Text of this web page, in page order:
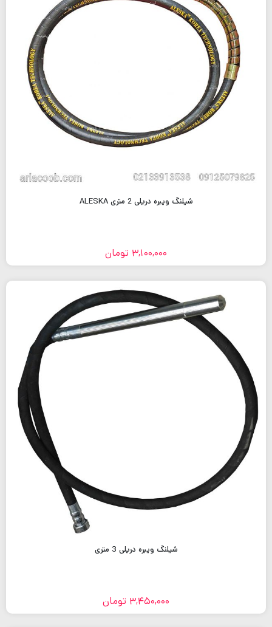
شیلنگ ویبره دریلی 2 متری ALESKA
3,100,000 تومان
شیلنگ ویبره دریلی 3 متری
3,450,000 تومان